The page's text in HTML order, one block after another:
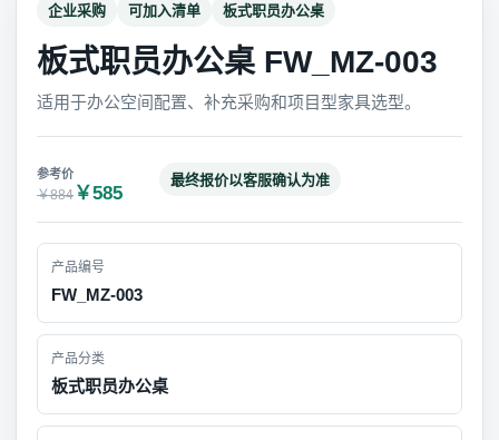
企业采购 可加入清单 板式职员办公桌
板式职员办公桌 FW_MZ-003
适用于办公空间配置、补充采购和项目型家具选型。
￥884 ￥585
最终报价以客服确认为准
产品编号
FW_MZ-003
产品分类
板式职员办公桌